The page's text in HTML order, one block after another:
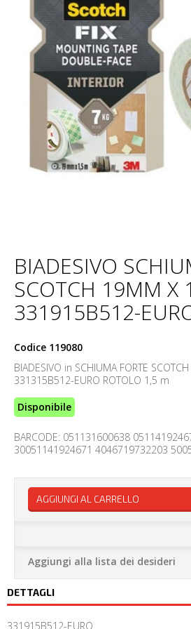
BIADESIVO
SCOTCH 19MM X
331915B512-
Codice 119080
BIADESIVO in SCHIUMA FORTE
331315B512-EURO ROTOLO 1,5 m
Disponibile
BARCODE: 051131600638
30051141924671 4046719732203
AGGIUNGI AL CARRELLO
Aggiungi alla lista dei desideri
DETTAGLI
331915B512-EURO